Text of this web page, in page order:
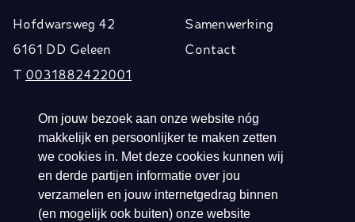
Om jouw bezoek aan onze website nóg
makkelijk en persoonlijker te maken zetten
we cookies in. Met deze cookies kunnen wij
en derde partijen informatie over jou
verzamelen en jouw internetgedrag binnen
(en mogelijk ook buiten) onze website
Hofdwarsweg 42
6161 DD Geleen
T 0031882422001
KVK: 140.61.328
BTW: NL81.38.92.
296.B01
Samenwerking
Contact